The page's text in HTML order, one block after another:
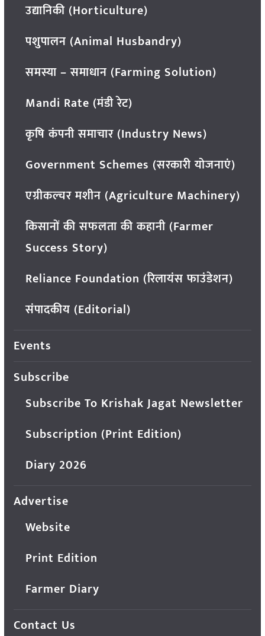
उद्यानिकी (Horticulture)
पशुपालन (Animal Husbandry)
समस्या – समाधान (Farming Solution)
Mandi Rate (मंडी रेट)
कृषि कंपनी समाचार (Industry News)
Government Schemes (सरकारी योजनाएं)
एग्रीकल्चर मशीन (Agriculture Machinery)
किसानों की सफलता की कहानी (Farmer
Success Story)
Reliance Foundation (रिलायंस फाउंडेशन)
संपादकीय (Editorial)
Events
Subscribe
Subscribe To Krishak Jagat Newsletter
Subscription (Print Edition)
Diary 2026
Advertise
Website
Print Edition
Farmer Diary
Contact Us